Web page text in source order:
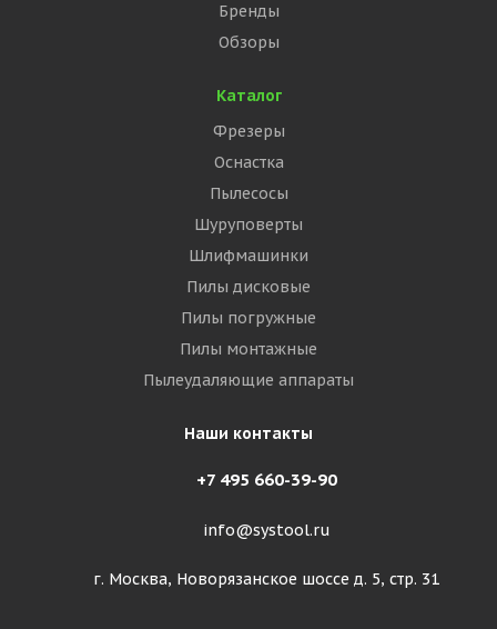
Бренды
Обзоры
Каталог
Фрезеры
Оснастка
Пылесосы
Шуруповерты
Шлифмашинки
Пилы дисковые
Пилы погружные
Пилы монтажные
Пылеудаляющие аппараты
Наши контакты
+7 495 660-39-90
info@systool.ru
г. Москва, Новорязанское шоссе д. 5, стр. 31